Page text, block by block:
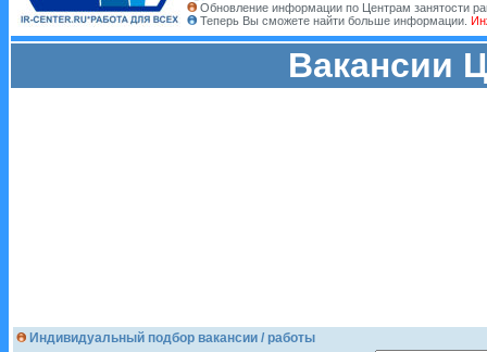
Обновление информации по Центрам занятости
Теперь Вы сможете найти больше информации.
Вакансии
Индивидуальный подбор вакансии / работы